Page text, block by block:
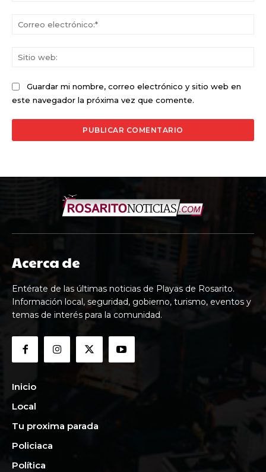
Guardar mi nombre, correo electrónico y sitio web en
este navegador la próxima vez que comente.
Acerca de
Entérate de las últimas noticias de Playas de Rosarito.
Información local, seguridad, gobierno, turismo, eventos y
temas de interés para la comunidad.
Inicio
Local
Tu proxima parada
Policiaca
Política